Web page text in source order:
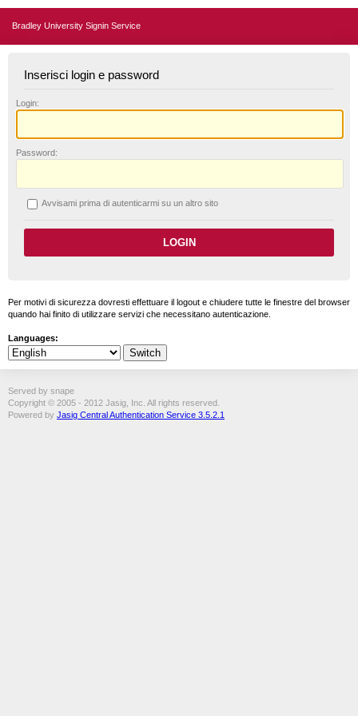
Bradley University Signin Service
Inserisci login e password
L ogin:
Password:
Avvisami prima di autenticarmi su un altro sito
Per motivi di sicurezza dovresti effettuare il logout e chiudere tutte le finestre del browser
quando hai finito di utilizzare servizi che necessitano autenticazione.
Languages:
Served by snape
Copyright © 2005 - 2012 Jasig, Inc. All rights reserved.
Powered by Jasig Central Authentication Service 3.5.2.1